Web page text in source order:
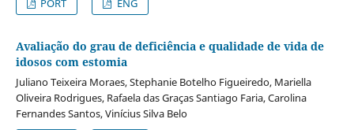
PORT
ENG
Avaliação do grau de deficiência e qualidade de vida de
idosos com estomia
Juliano Teixeira Moraes, Stephanie Botelho Figueiredo, Mariella
Oliveira Rodrigues, Rafaela das Graças Santiago Faria, Carolina
Fernandes Santos, Vinícius Silva Belo